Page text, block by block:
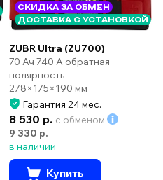
СКИДКА ЗА ОБМЕН
ДОСТАВКА С УСТАНОВКОЙ
ZUBR Ultra (ZU700)
70 Ач 740 А обратная
полярность
278×175×190 мм
Гарантия 24 мес.
8 530 р. с обменом
9 330 р.
в наличии
Купить